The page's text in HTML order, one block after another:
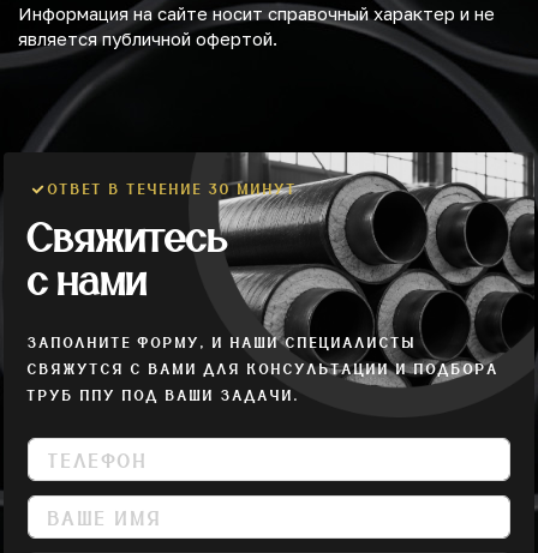
Информация на сайте носит справочный характер и не
является публичной офертой.
ОТВЕТ В ТЕЧЕНИЕ 30 МИНУТ
Свяжитесь
с нами
ЗАПОЛНИТЕ ФОРМУ, И НАШИ СПЕЦИАЛИСТЫ
СВЯЖУТСЯ С ВАМИ ДЛЯ КОНСУЛЬТАЦИИ И ПОДБОРА
ТРУБ ППУ ПОД ВАШИ ЗАДАЧИ.